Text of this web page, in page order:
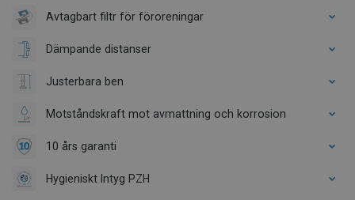
Avtagbart filtr för föroreningar
Dämpande distanser
Justerbara ben
Motståndskraft mot avmattning och korrosion
10 års garanti
Hygieniskt Intyg PZH